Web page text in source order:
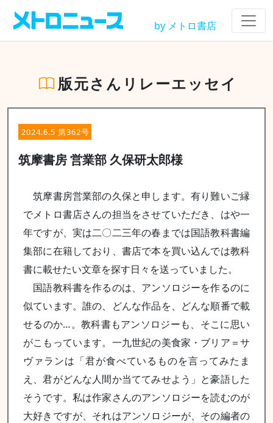
by メトロ書店
版元さんリレーエッセイ
2024.6.5 第362号
筑摩書房 営業部 久保研太郎様
筑摩書房営業部の久保と申します。有り難いご縁
でメトロ書店さんの担当をさせていただき、はや一
年ですが、実は二〇二三年の春までは国語教科書編
集部に在籍しており、書店で本を買い込んでは教科
書に載せたい文章を探す日々を送っていました。
国語教科書を作るのは、アンソロジーを作るのに
似ています。誰の、どんな作品を、どんな順番で載
せるのか…。教科書もアンソロジーも、そこに思い
がこもっています。一九世紀の美食家・ブリア＝サ
ヴァランは「君が食べているものを言ってみたま
え、君がどんな人間か当ててみせよう」と豪語した
そうです。私は作家さんのアンソロジーを読むのが
大好きですが、それはアンソロジーが、その編者の